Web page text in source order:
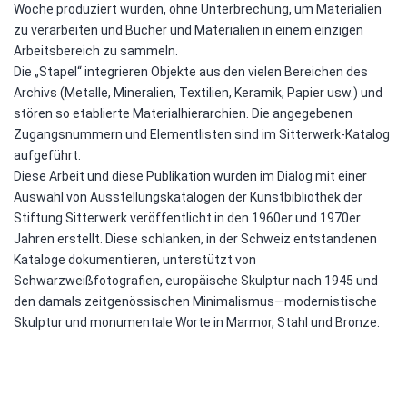
Woche produziert wurden, ohne Unterbrechung, um Materialien
zu verarbeiten und Bücher und Materialien in einem einzigen
Arbeitsbereich zu sammeln.
Die „Stapel“ integrieren Objekte aus den vielen Bereichen des
Archivs (Metalle, Mineralien, Textilien, Keramik, Papier usw.) und
stören so etablierte Materialhierarchien. Die angegebenen
Zugangsnummern und Elementlisten sind im Sitterwerk-Katalog
aufgeführt.
Diese Arbeit und diese Publikation wurden im Dialog mit einer
Auswahl von Ausstellungskatalogen der Kunstbibliothek der
Stiftung Sitterwerk veröffentlicht in den 1960er und 1970er
Jahren erstellt. Diese schlanken, in der Schweiz entstandenen
Kataloge dokumentieren, unterstützt von
Schwarzweißfotografien, europäische Skulptur nach 1945 und
den damals zeitgenössischen Minimalismus—modernistische
Skulptur und monumentale Worte in Marmor, Stahl und Bronze.